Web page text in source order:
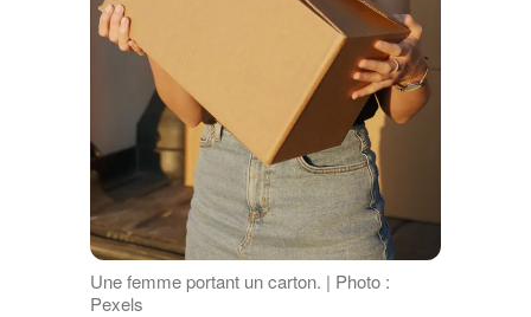
Une femme portant un carton. | Photo :
Pexels